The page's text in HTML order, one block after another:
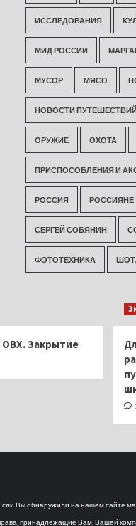
ИССЛЕДОВАНИЯ
МИД РОССИИ
МУСОР МЯСО
НОВОСТИ
ОРУЖИЕ ОХОТА
ПРИСПОСОБЛЕНИЯ И
РОССИЯ РОССИЯНЕ
СЕРГЕЙ СОБЯНИН
ФОТОТЕХНИКА
ОВХ. Закрытие
Вы обнаружили на нашем сайте
принадлежащие Вам, Вашей